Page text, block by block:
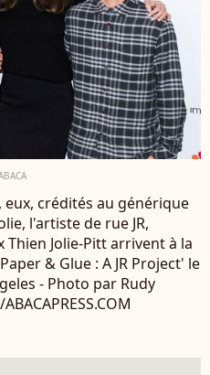
eux, crédités au générique
l'artiste de rue JR,
Thien Jolie-Pitt arrivent à la
& Glue : A JR Project' le
- Photo par Rudy